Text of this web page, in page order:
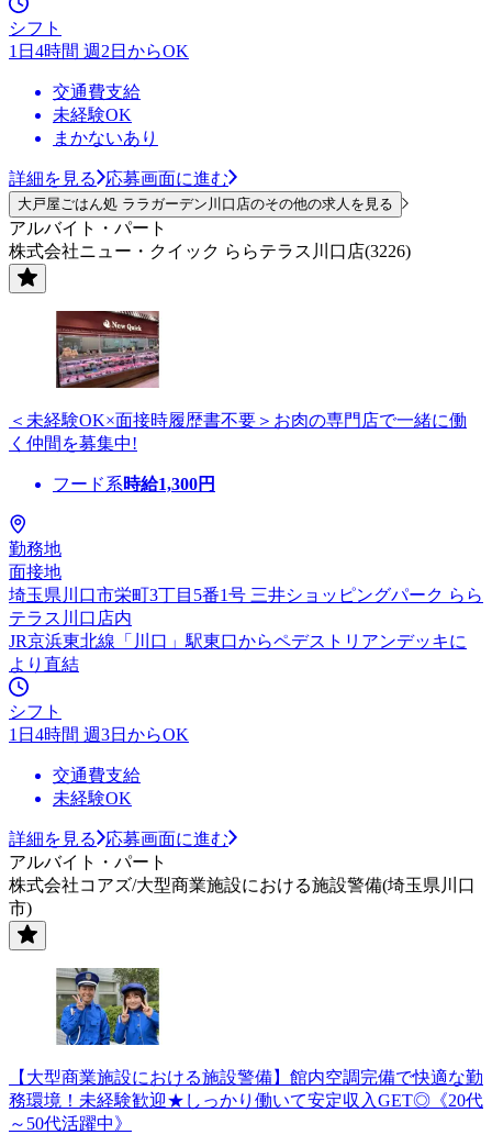
シフト
1日4時間 週2日からOK
交通費支給
未経験OK
まかないあり
詳細を見る 応募画面に進む
大戸屋ごはん処 ララガーデン川口店のその他の求人を見る
アルバイト・パート
株式会社ニュー・クイック ららテラス川口店(3226)
＜未経験OK×面接時履歴書不要＞お肉の専門店で一緒に働
く仲間を募集中!
フード系時給1,300円
勤務地
面接地
埼玉県川口市栄町3丁目5番1号 三井ショッピングパーク らら
テラス川口店内
JR京浜東北線「川口」駅東口からペデストリアンデッキに
より直結
シフト
1日4時間 週3日からOK
交通費支給
未経験OK
詳細を見る
応募画面に進む
アルバイト・パート
株式会社コアズ/大型商業施設における施設警備(埼玉県川口
市)
【大型商業施設における施設警備】館内空調完備で快適な勤
務環境！未経験歓迎★しっかり働いて安定収入GET◎《20代
～50代活躍中》